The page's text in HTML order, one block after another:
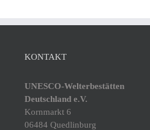
KONTAKT
UNESCO-Welterbestätten
Deutschland e.V.
Kornmarkt 6
06484 Quedlinburg